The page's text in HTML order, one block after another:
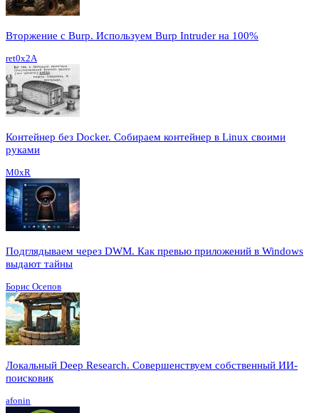
Вторжение с Burp. Используем Burp Intruder на 100%
ret0x2A
Контейнер без Docker. Собираем контейнер в Linux своими
руками
M0xR
Подглядываем через DWM. Как превью приложений в Windows
выдают тайны
Борис Осепов
Локальный Deep Research. Совершенствуем собственный ИИ-
поисковик
afonin